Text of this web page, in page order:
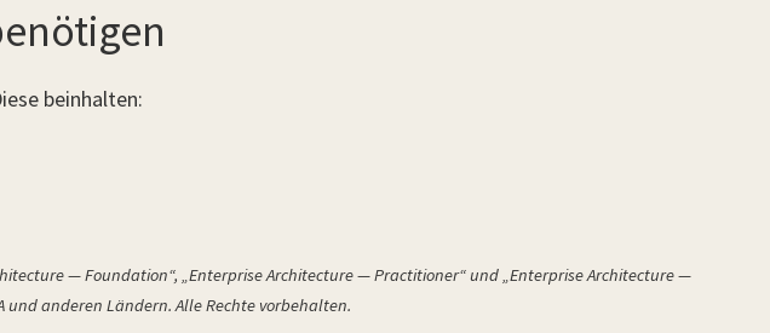
beinhalten:
— Foundation“, „Enterprise Architecture — Practitioner“ und „Enterprise Architecture —
und anderen Ländern. Alle Rechte vorbehalten.